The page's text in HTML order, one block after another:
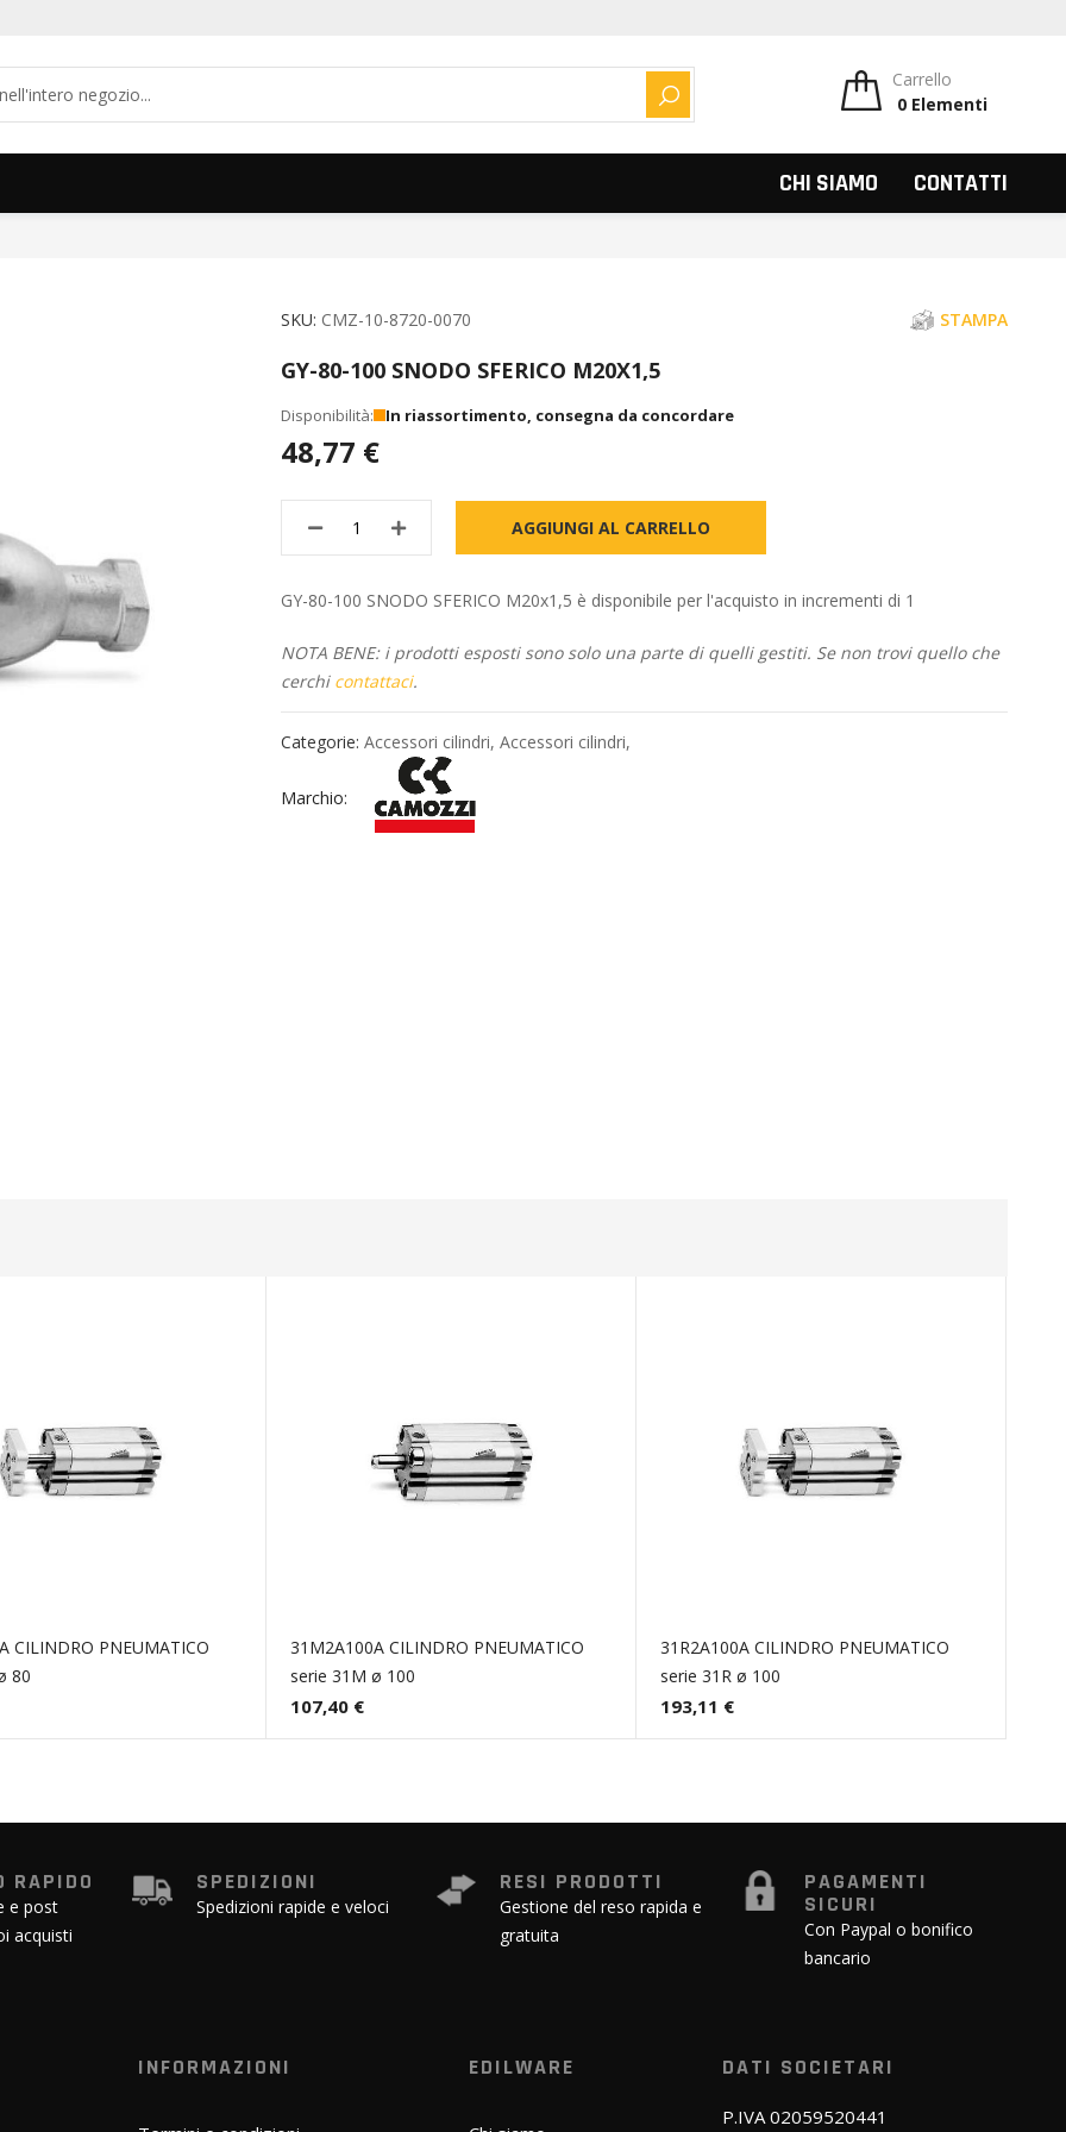
CERCA
Carrello
0 Elementi
CHI SIAMO CONTATTI
SKU CMZ-10-8720-0070 STAMPA
GY-80-100 SNODO SFERICO M20X1,5
In riassortimento, consegna da concordare
48,77 €
AGGIUNGI AL CARRELLO
GY-80-100 SNODO SFERICO M20x1,5 è disponibile per l'acquisto in incrementi di 1
NOTA BENE: i prodotti esposti sono solo una parte di quelli gestiti. Se non trovi quello che
cerchi contattaci.
Categorie:Accessori cilindri,Accessori cilindri,
Marchio:
CILINDRO PNEUMATICO
80
31M2A100A CILINDRO PNEUMATICO
serie 31M ø 100
107,40 €
31R2A100A CILINDRO PNEUMATICO
serie 31R ø 100
193,11 €
RAPIDO
e post
acquisti
SPEDIZIONI
Spedizioni rapide e veloci
RESI PRODOTTI
Gestione del reso rapida e
gratuita
PAGAMENTI
SICURI
Con Paypal o bonifico
bancario
INFORMAZIONI EDILWARE DATI SOCIETARI
P.IVA 02059520441